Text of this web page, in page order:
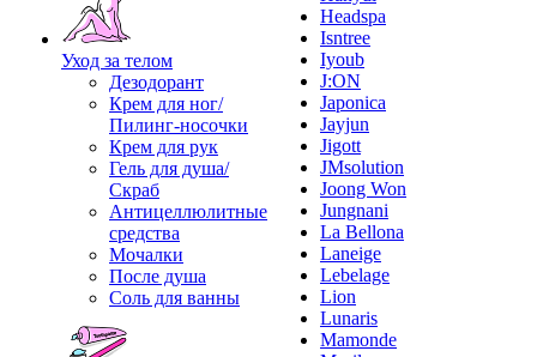
Уход за телом
Дезодорант
Крем для ног/
Пилинг-носочки
Крем для рук
Гель для душа/
Скраб
Антицеллюлитные
средства
Мочалки
После душа
Соль для ванны
Headspa
Isntree
Iyoub
J:ON
Japonica
Jayjun
Jigott
JMsolution
Joong Won
Jungnani
La Bellona
Laneige
Lebelage
Lion
Lunaris
Mamonde